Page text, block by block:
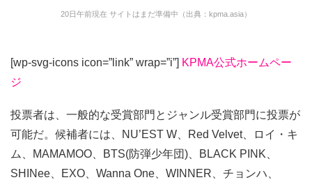
20日午前現在 サイトはまだ準備中（出典：kpma.asia）
[wp-svg-icons icon=”link” wrap=”i”] KPMA公式ホームペー
ジ
投票者は、一般的な受賞部門とジャンル受賞部門に投票が
可能だ。候補者には、NU’EST W、Red Velvet、ロイ・キ
ム、MAMAMOO、BTS(防弾少年団)、BLACK PINK、
SHINee、EXO、Wanna One、WINNER、チョンハ、